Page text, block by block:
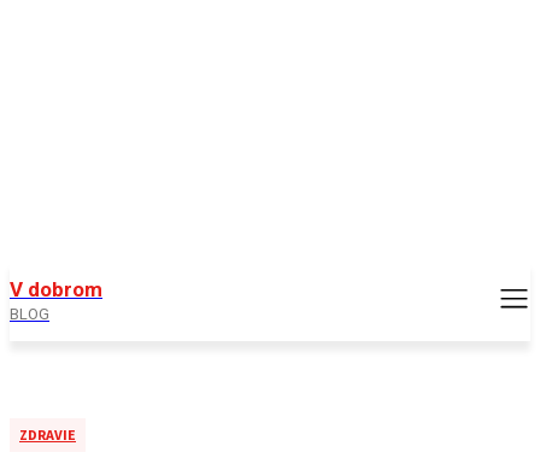
V dobrom
BLOG
ZDRAVIE